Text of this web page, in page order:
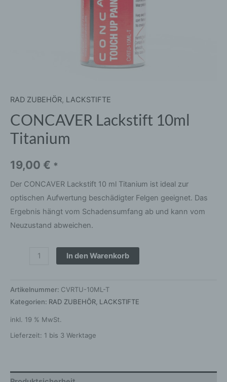
RAD ZUBEHÖR, LACKSTIFTE
CONCAVER Lackstift 10ml
Titanium
19,00 € *
Der CONCAVER Lackstift 10 ml Titanium ist ideal zur
optischen Aufwertung beschädigter Felgen geeignet. Das
Ergebnis hängt vom Schadensumfang ab und kann vom
Neuzustand abweichen.
In den Warenkorb
Artikelnummer: CVRTU-10ML-T
Kategorien: RAD ZUBEHÖR, LACKSTIFTE
inkl. 19 % MwSt.
Lieferzeit: 1 bis 3 Werktage